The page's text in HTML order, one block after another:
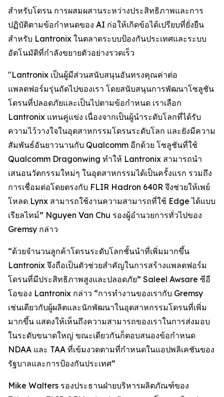
สำหรับโดรน การผสมผสานระหว่างประสิทธิภาพและการ
ปฏิบัติตามข้อกำหนดของ AI ก่อให้เกิดข้อได้เปรียบที่ยั่งยืน
สำหรับ Lantronix ในตลาดระบบป้องกันประเทศและระบบ
อัตโนมัติที่กำลังขยายตัวอย่างรวดเร็ว
"Lantronix เป็นผู้มีส่วนสนับสนุนอันทรงคุณค่าต่อ
แพลตฟอร์มรุ่นถัดไปของเรา โดยสนับสนุนการพัฒนาโซลูชัน
โดรนที่ปลอดภัยและเป็นไปตามข้อกำหนด เราเลือก
Lantronix แทนคู่แข่ง เนื่องจากเป็นผู้นำระดับโลกที่ได้รับ
ความไว้วางใจในอุตสาหกรรมโดรนระดับโลก และยังมีความ
สัมพันธ์อันยาวนานกับ Qualcomm อีกด้วย โซลูชันที่ใช้
Qualcomm Dragonwing ทำให้ Lantronix สามารถนำ
เสนอนวัตกรรมใหม่ๆ ในอุตสาหกรรมได้เป็นครั้งแรก รวมถึง
การเชื่อมต่อโดยตรงกับ FLIR Hadron 640R จึงช่วยให้เพย์
โหลด Lynx สามารถใช้งานความสามารถที่ใช้ Edge ได้แบบ
เรียลไทม์” Nguyen Van Chu รองผู้อำนวยการทั่วไปของ
Gremsy กล่าว
“ด้วยจำนวนลูกค้าโดรนระดับโลกชั้นนำที่เพิ่มมากขึ้น
Lantronix จึงถือเป็นตัวช่วยสำคัญในการสร้างแพลตฟอร์ม
โดรนที่มีประสิทธิภาพสูงและปลอดภัย” Saleel Awsare ซีอี
โอของ Lantronix กล่าว “การทำงานของเรากับ Gremsy
เช่นเดียวกับผู้ผลิตและนักพัฒนาในอุตสาหกรรมโดรนที่เพิ่ม
มากขึ้น แสดงให้เห็นถึงความสามารถของเราในการส่งมอบ
ในระดับขนาดใหญ่ ขณะเดียวกันก็ตอบสนองข้อกำหนด
NDAA และ TAA ที่เข้มงวดตามที่กำหนดในแอปพลิเคชันของ
รัฐบาลและการป้องกันประเทศ”
Mike Walters รองประธานฝ่ายบริหารผลิตภัณฑ์ของ